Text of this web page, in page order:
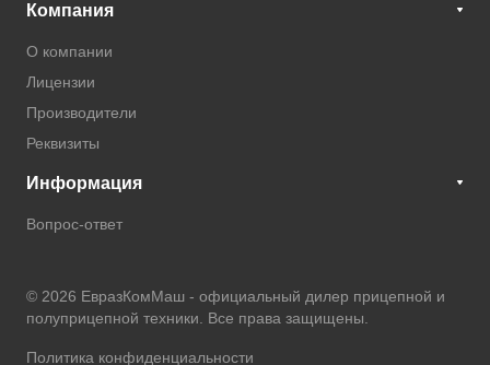
Компания
О компании
Лицензии
Производители
Реквизиты
Информация
Вопрос-ответ
© 2026 ЕвразКомМаш - официальный дилер прицепной и
полуприцепной техники . Все права защищены.
Политика конфиденциальности